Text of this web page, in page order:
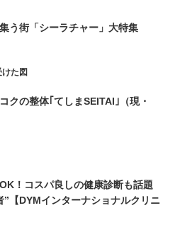
う街「シーラチャー」大特集
クの整体｢てしまSEITAI｣（現・
！コスパ良しの健康診断も話題
【DYMインターナショナルクリニ